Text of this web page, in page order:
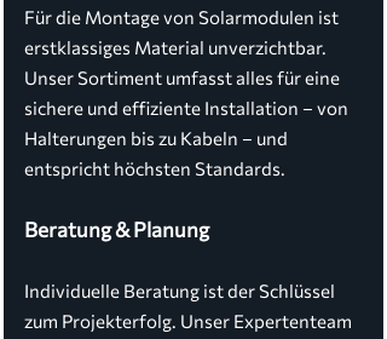
Für die Montage von Solarmodulen ist
erstklassiges Material unverzichtbar.
Unser Sortiment umfasst alles für eine
sichere und effiziente Installation – von
Halterungen bis zu Kabeln – und
entspricht höchsten Standards.
Beratung & Planung
Individuelle Beratung ist der Schlüssel
zum Projekterfolg. Unser Expertenteam